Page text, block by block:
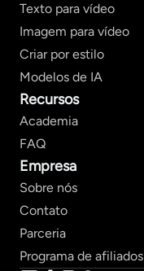
Texto para vídeo
Imagem para vídeo
Criar por estilo
Modelos de IA
Recursos
Academia
FAQ
Empresa
Sobre nós
Contato
Parceria
Programa de afiliados